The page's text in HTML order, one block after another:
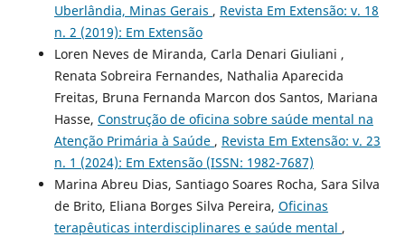
Uberlândia, Minas Gerais , Revista Em Extensão: v. 18
n. 2 (2019): Em Extensão
Loren Neves de Miranda, Carla Denari Giuliani ,
Renata Sobreira Fernandes, Nathalia Aparecida
Freitas, Bruna Fernanda Marcon dos Santos, Mariana
Hasse, Construção de oficina sobre saúde mental na
Atenção Primária à Saúde , Revista Em Extensão: v. 23
n. 1 (2024): Em Extensão (ISSN: 1982-7687)
Marina Abreu Dias, Santiago Soares Rocha, Sara Silva
de Brito, Eliana Borges Silva Pereira, Oficinas
terapêuticas interdisciplinares e saúde mental ,